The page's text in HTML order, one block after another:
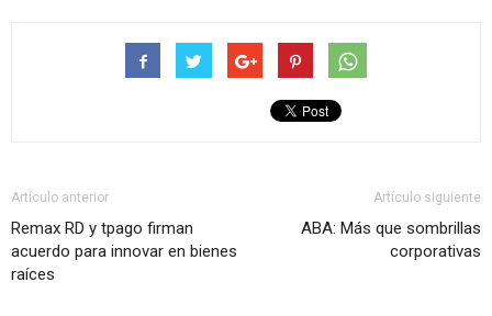
Artículo anterior
Remax RD y tpago firman
acuerdo para innovar en bienes
raíces
Artículo siguiente
ABA: Más que sombrillas
corporativas